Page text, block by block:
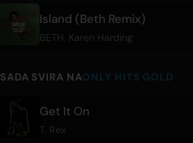
Island (Beth Remix)
BETH Karen Harding
SADA SVIRA NAONLY HITS GOLD
Get It On
T. Rex